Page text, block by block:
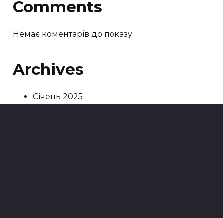
Comments
Немає коментарів до показу.
Archives
Січень 2025